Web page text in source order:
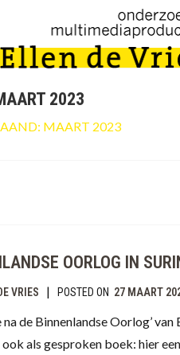
2023
MAART 2023
OORLOG IN
VRIES | POSTED ON 27 MAART
na de Binnenlandse Oorlog’
als gesproken boek: hier